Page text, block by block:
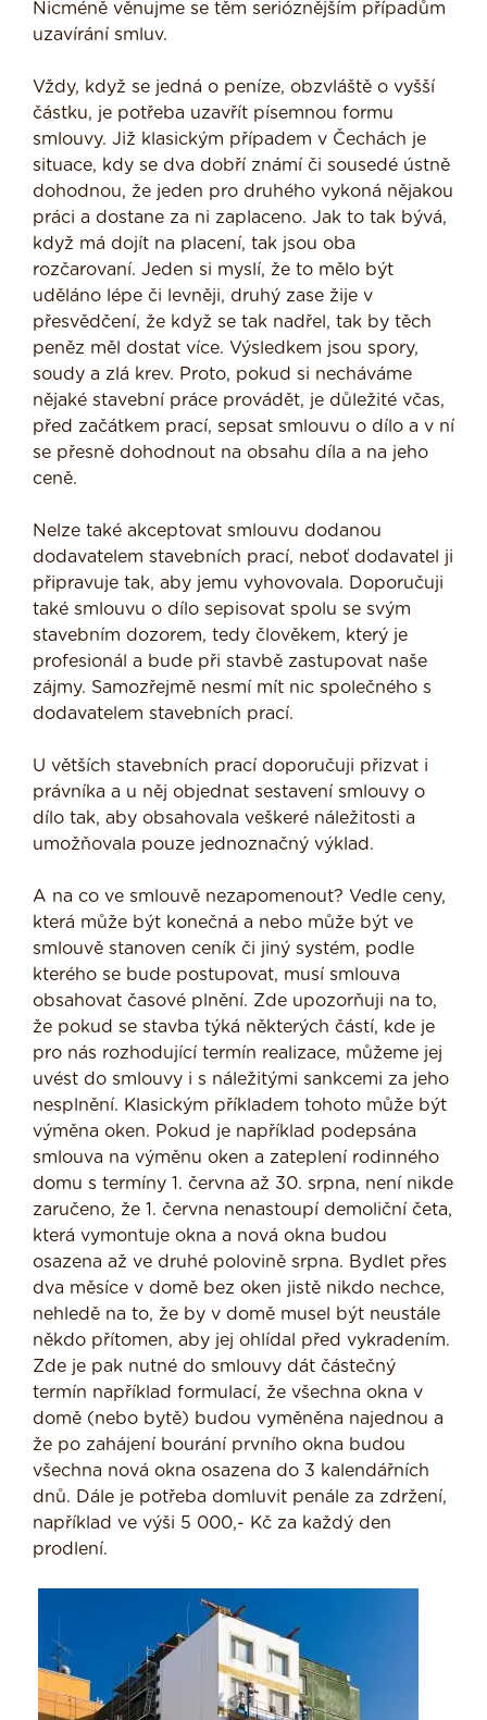
Nicméně věnujme se těm serióznějším případům
uzavírání smluv.
Vždy, když se jedná o peníze, obzvláště o vyšší
částku, je potřeba uzavřít písemnou formu
smlouvy. Již klasickým případem v Čechách je
situace, kdy se dva dobří známí či sousedé ústně
dohodnou, že jeden pro druhého vykoná nějakou
práci a dostane za ni zaplaceno. Jak to tak bývá,
když má dojít na placení, tak jsou oba
rozčarovaní. Jeden si myslí, že to mělo být
uděláno lépe či levněji, druhý zase žije v
přesvědčení, že když se tak nadřel, tak by těch
peněz měl dostat více. Výsledkem jsou spory,
soudy a zlá krev. Proto, pokud si necháváme
nějaké stavební práce provádět, je důležité včas,
před začátkem prací, sepsat smlouvu o dílo a v ní
se přesně dohodnout na obsahu díla a na jeho
ceně.
Nelze také akceptovat smlouvu dodanou
dodavatelem stavebních prací, neboť dodavatel ji
připravuje tak, aby jemu vyhovovala. Doporučuji
také smlouvu o dílo sepisovat spolu se svým
stavebním dozorem, tedy člověkem, který je
profesionál a bude při stavbě zastupovat naše
zájmy. Samozřejmě nesmí mít nic společného s
dodavatelem stavebních prací.
U větších stavebních prací doporučuji přizvat i
právníka a u něj objednat sestavení smlouvy o
dílo tak, aby obsahovala veškeré náležitosti a
umožňovala pouze jednoznačný výklad.
A na co ve smlouvě nezapomenout? Vedle ceny,
která může být konečná a nebo může být ve
smlouvě stanoven ceník či jiný systém, podle
kterého se bude postupovat, musí smlouva
obsahovat časové plnění. Zde upozorňuji na to,
že pokud se stavba týká některých částí, kde je
pro nás rozhodující termín realizace, můžeme jej
uvést do smlouvy i s náležitými sankcemi za jeho
nesplnění. Klasickým příkladem tohoto může být
výměna oken. Pokud je například podepsána
smlouva na výměnu oken a zateplení rodinného
domu s termíny 1. června až 30. srpna, není nikde
zaručeno, že 1. června nenastoupí demoliční četa,
která vymontuje okna a nová okna budou
osazena až ve druhé polovině srpna. Bydlet přes
dva měsíce v domě bez oken jistě nikdo nechce,
nehledě na to, že by v domě musel být neustále
někdo přítomen, aby jej ohlídal před vykradením.
Zde je pak nutné do smlouvy dát částečný
termín například formulací, že všechna okna v
domě (nebo bytě) budou vyměněna najednou a
že po zahájení bourání prvního okna budou
všechna nová okna osazena do 3 kalendářních
dnů. Dále je potřeba domluvit penále za zdržení,
například ve výši 5 000,- Kč za každý den
prodlení.